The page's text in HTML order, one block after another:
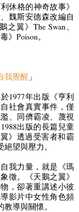
休格的神奇故事》
魏斯安德森改編自
之翼》 The Swan
》 Poison。
我覺醒 」
1977年出版《亨利
社會真實事件，僅
、同儕霸凌、蔑視
1988出版的長篇兒童
》透過受害者和霸
望與壓力。
我力量，就是《瑪
徵。《天鵝之翼》
，卻著重講述小彼
影片中女性角色頻
導與關懷。